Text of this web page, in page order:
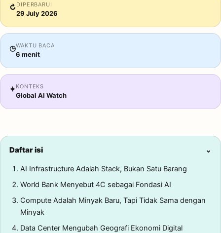
↻ DIPERBARUI
29 July 2026
◷WAKTU BACA
6 menit
✦KONTEKS
Global AI Watch
Daftar isi ⌄
AI Infrastructure Adalah Stack, Bukan Satu Barang
World Bank Menyebut 4C sebagai Fondasi AI
Compute Adalah Minyak Baru, Tapi Tidak Sama dengan
Minyak
Data Center Mengubah Geografi Ekonomi Digital